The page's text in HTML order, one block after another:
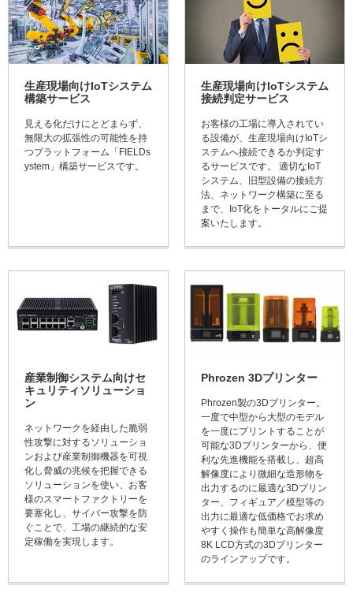
生産現場向けIoTシステム
構築サービス
見える化だけにとどまらず、
無限大の拡張性の可能性を持
つプラットフォーム「FIELDs
ystem」構築サービスです。
生産現場向けIoTシステム
接続判定サービス
お客様の工場に導入されてい
る設備が、生産現場向けIoTシ
ステムへ接続できるか判定す
るサービスです。 適切なIoT
システム、旧型設備の接続方
法、ネットワーク構築に至る
まで、IoT化をトータルにご提
案いたします。
産業制御システム向けセ
キュリティソリューショ
ン
ネットワークを経由した脆弱
性攻撃に対するソリューショ
ンおよび産業制御機器を可視
化し脅威の兆候を把握できる
ソリューションを使い、お客
様のスマートファクトリーを
要塞化し、サイバー攻撃を防
ぐことで、工場の継続的な安
定稼働を実現します。
Phrozen 3Dプリンター
Phrozen製の3Dプリンター。
一度で中型から大型のモデル
を一度にプリントすることが
可能な3Dプリンターから、便
利な先進機能を搭載し、超高
解像度により微細な造形物を
出力するのに最適な3Dプリン
ター、フィギュア／模型等の
出力に最適な低価格でお求め
やすく操作も簡単な高解像度
8K LCD方式の3Dプリンター
のラインアップです。